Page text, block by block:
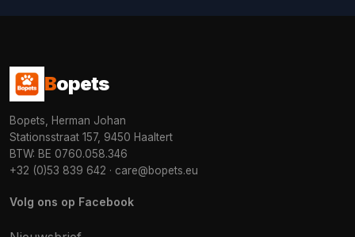
Bopets
Bopets, Herman Johan
Stationsstraat 157, 9450 Haaltert
BTW: BE 0760.058.346
+32 (0)53 839 642 · care@bopets.eu
Volg ons op Facebook